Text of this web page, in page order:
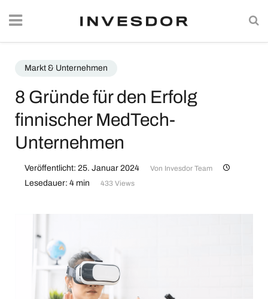
Markt & Unternehmen
8 Gründe für den Erfolg
finnischer MedTech-
Unternehmen
Veröffentlicht: 25. Januar 2024 Von Invesdor Team
Lesedauer: 4 min 433 Views